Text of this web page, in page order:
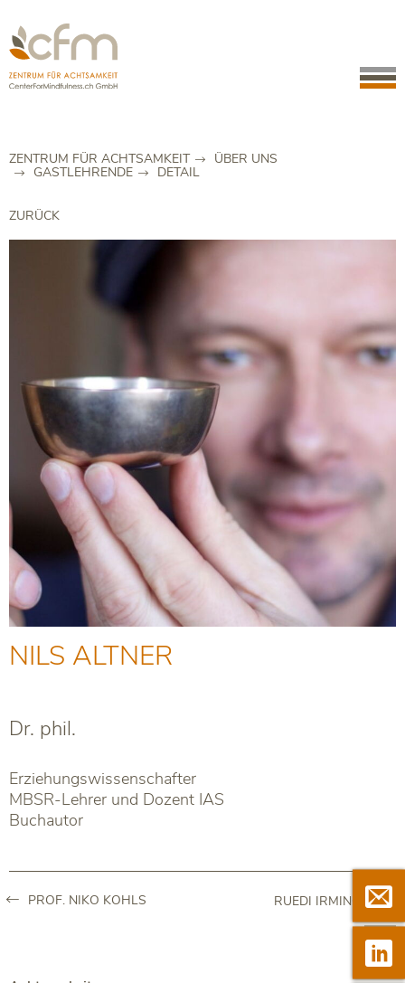
ZENTRUM FÜR ACHTSAMKEIT ÜBER UNS
GASTLEHRENDE DETAIL
ZURÜCK
NILS ALTNER
Dr. phil.
Erziehungswissenschafter
MBSR-Lehrer und Dozent IAS
Buchautor
PROF. NIKO KOHLS RUEDI IRMINGER
